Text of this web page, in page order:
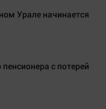
Урале начинается
с потерей